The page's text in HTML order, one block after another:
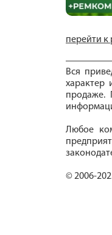
перейти к
Вся
характер
продаже.
Любое
© 2006-